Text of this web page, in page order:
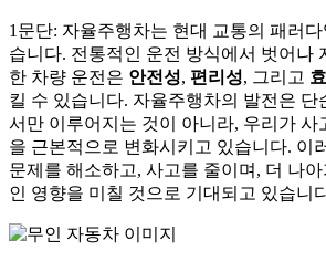
1문단: 자율주행차는 현대 교통의 패러
습니다. 전통적인 운전 방식에서 벗어나
한 차량 운전은 안전성, 편리성, 그리고
킬 수 있습니다. 자율주행차의 발전은 단
서만 이루어지는 것이 아니라, 우리가 사
을 근본적으로 변화시키고 있습니다. 이
문제를 해소하고, 사고를 줄이며, 더 나
인 영향을 미칠 것으로 기대되고 있습니